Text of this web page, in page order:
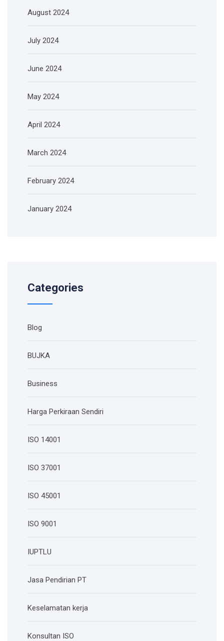
August 2024
July 2024
June 2024
May 2024
April 2024
March 2024
February 2024
January 2024
Categories
Blog
BUJKA
Business
Harga Perkiraan Sendiri
ISO 14001
ISO 37001
ISO 45001
ISO 9001
IUPTLU
Jasa Pendirian PT
Keselamatan kerja
Konsultan ISO